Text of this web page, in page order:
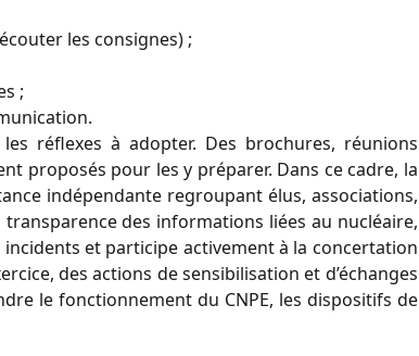
les consignes) ;
;
réflexes à adopter. Des brochures, réunions
proposés pour les y préparer. Dans ce cadre, la
indépendante regroupant élus, associations,
des informations liées au nucléaire,
et participe activement à la concertation
des actions de sensibilisation et d’échanges
le fonctionnement du CNPE, les dispositifs de